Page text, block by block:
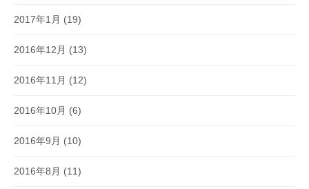
2017年1月 (19)
2016年12月 (13)
2016年11月 (12)
2016年10月 (6)
2016年9月 (10)
2016年8月 (11)